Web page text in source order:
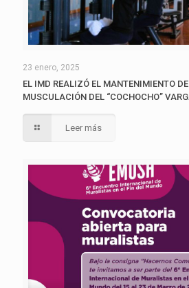
23 enero, 2025
EL IMD REALIZÓ EL MANTENIMIENTO
MUSCULACIÓN DEL “COCHOCHO”
Leer más